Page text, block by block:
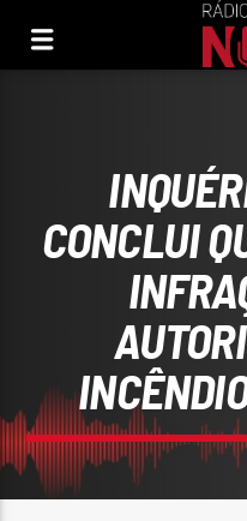
FAIXA ATUAL
MENINA DE VISEU
CONCLUI